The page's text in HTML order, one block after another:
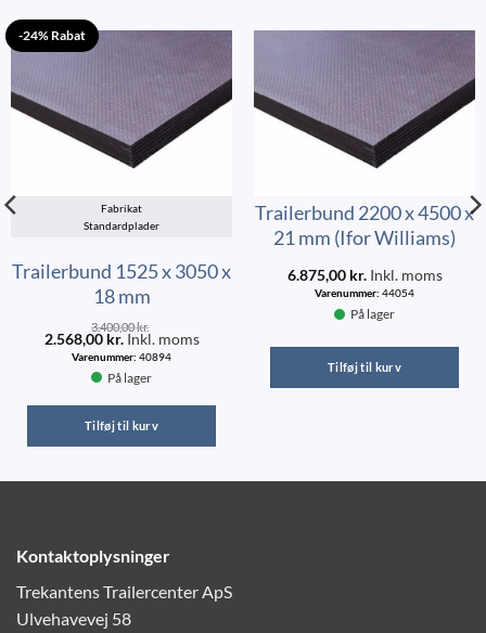
-24% Rabat
Fabrikat
Standardplader
Trailerbund 1525 x 3050 x
18 mm
3.400,00kr.
2.568,00 kr.Inkl. moms
Varenummer: 40894
På lager
Tilføj til kurv
Trailerbund 2200 x 4500 x
21 mm (Ifor Williams)
6.875,00 kr.Inkl. moms
Varenummer: 44054
På lager
Tilføj til kurv
Kontaktoplysninger
Trekantens Trailercenter ApS
Ulvehavevej 58